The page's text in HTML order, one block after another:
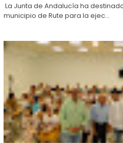
La Junta de Andalucía ha
municipio de Rute para la ejec...